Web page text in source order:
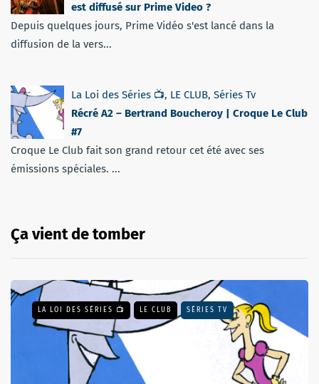
est diffusé sur Prime Video ?
Depuis quelques jours, Prime Vidéo s'est lancé dans la
diffusion de la vers...
La Loi des Séries 📺, LE CLUB, Séries Tv
Récré A2 – Bertrand Boucheroy | Croque Le Club
#7
Croque Le Club fait son grand retour cet été avec ses
émissions spéciales. ...
Ça vient de tomber
LA LOI DES SÉRIES 📺 LE CLUB SÉRIES TV